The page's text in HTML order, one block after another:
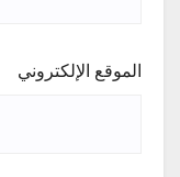
الموقع الإلكتروني